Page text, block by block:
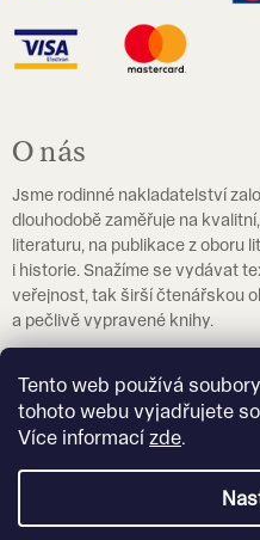
Tento web používá
tohoto webu vyjadřujete
Více informací zde.
O nás
Jsme rodinné nakladatelství
dlouhodobě zaměřuje na
literaturu, na publikace z oboru
i historie. Snažíme se vydávat
veřejnost, tak širší čtenářskou
a pečlivě vypravené knihy.
prosím
Více o nakladatelství Akropolis